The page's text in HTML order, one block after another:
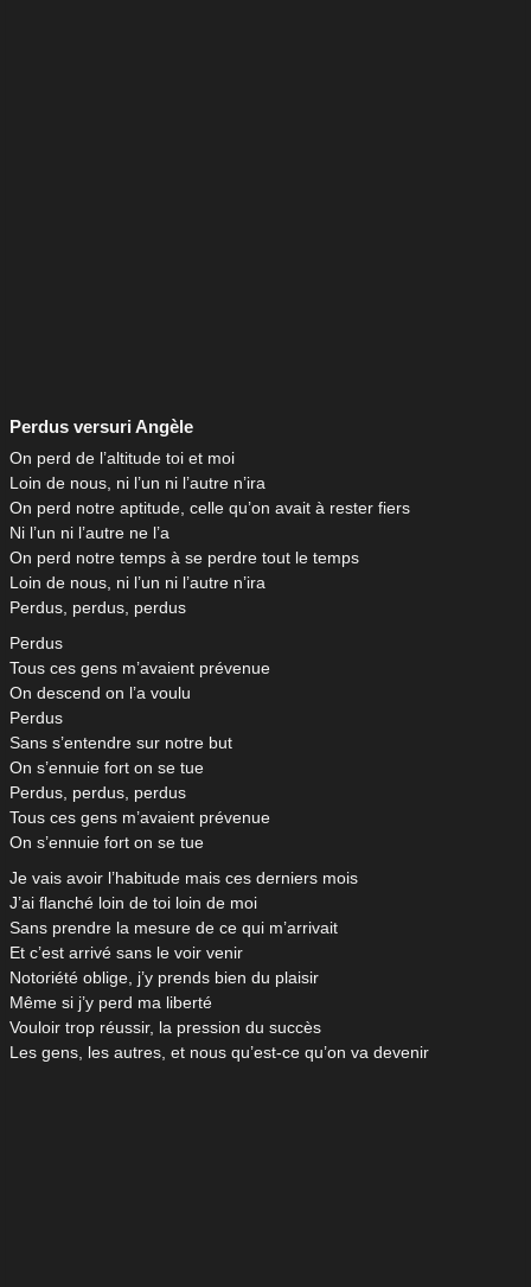
Perdus versuri Angèle
On perd de l’altitude toi et moi
Loin de nous, ni l’un ni l’autre n’ira
On perd notre aptitude, celle qu’on avait à rester fiers
Ni l’un ni l’autre ne l’a
On perd notre temps à se perdre tout le temps
Loin de nous, ni l’un ni l’autre n’ira
Perdus, perdus, perdus
Perdus
Tous ces gens m’avaient prévenue
On descend on l’a voulu
Perdus
Sans s’entendre sur notre but
On s’ennuie fort on se tue
Perdus, perdus, perdus
Tous ces gens m’avaient prévenue
On s’ennuie fort on se tue
Je vais avoir l’habitude mais ces derniers mois
J’ai flanché loin de toi loin de moi
Sans prendre la mesure de ce qui m’arrivait
Et c’est arrivé sans le voir venir
Notoriété oblige, j’y prends bien du plaisir
Même si j’y perd ma liberté
Vouloir trop réussir, la pression du succès
Les gens, les autres, et nous qu’est-ce qu’on va devenir